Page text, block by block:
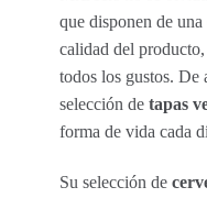
que disponen de una
calidad del
todos los gustos. De
selección de tapas
forma de vida cada
Su selección de